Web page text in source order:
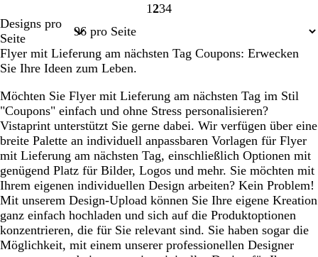
Seite
1 Seite
2Seite
3Seite
4
Designs pro
Seite
Flyer mit Lieferung am nächsten Tag Coupons: Erwecken
Sie Ihre Ideen zum Leben.
Möchten Sie Flyer mit Lieferung am nächsten Tag im Stil
"Coupons" einfach und ohne Stress personalisieren?
Vistaprint unterstützt Sie gerne dabei. Wir verfügen über eine
breite Palette an individuell anpassbaren Vorlagen für Flyer
mit Lieferung am nächsten Tag, einschließlich Optionen mit
genügend Platz für Bilder, Logos und mehr. Sie möchten mit
Ihrem eigenen individuellen Design arbeiten? Kein Problem!
Mit unserem Design-Upload können Sie Ihre eigene Kreation
ganz einfach hochladen und sich auf die Produktoptionen
konzentrieren, die für Sie relevant sind. Sie haben sogar die
Möglichkeit, mit einem unserer professionellen Designer